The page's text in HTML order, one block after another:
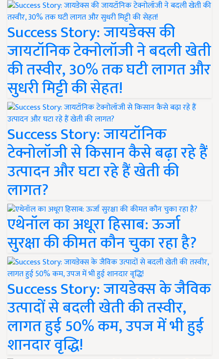
Success Story: जायडेक्स की
जायटॉनिक टेक्नोलॉजी ने बदली खेती
की तस्वीर, 30% तक घटी लागत और
सुधरी मिट्टी की सेहत!
Success Story: जायटॉनिक
टेक्नोलॉजी से किसान कैसे बढ़ा रहे हैं
उत्पादन और घटा रहे हैं खेती की
लागत?
एथेनॉल का अधूरा हिसाब: ऊर्जा
सुरक्षा की कीमत कौन चुका रहा है?
Success Story: जायडेक्स के जैविक
उत्पादों से बदली खेती की तस्वीर,
लागत हुई 50% कम, उपज में भी हुई
शानदार वृद्धि!